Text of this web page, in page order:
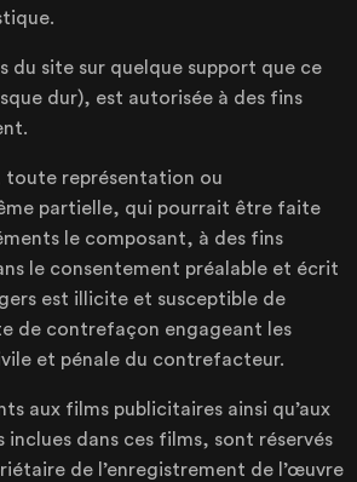
du site sur quelque support que ce
dur), est autorisée à des fins
toute représentation ou
partielle, qui pourrait être faite
le composant, à des fins
le consentement préalable et écrit
est illicite et susceptible de
de contrefaçon engageant les
et pénale du contrefacteur.
aux films publicitaires ainsi qu’aux
inclues dans ces films, sont réservés
de l’enregistrement de l’œuvre